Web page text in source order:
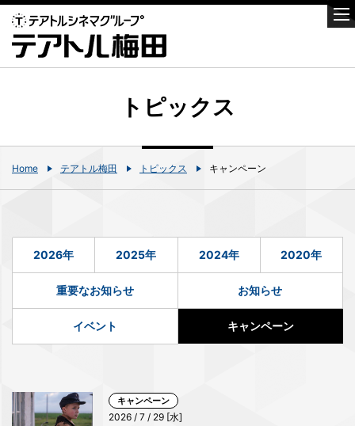
トピックス
Home テアトル梅田 トピックス キャンペーン
2026年 2025年 2024年 2020年
重要なお知らせ お知らせ
イベント キャンペーン
キャンペーン
2026 / 7 / 29 [水]